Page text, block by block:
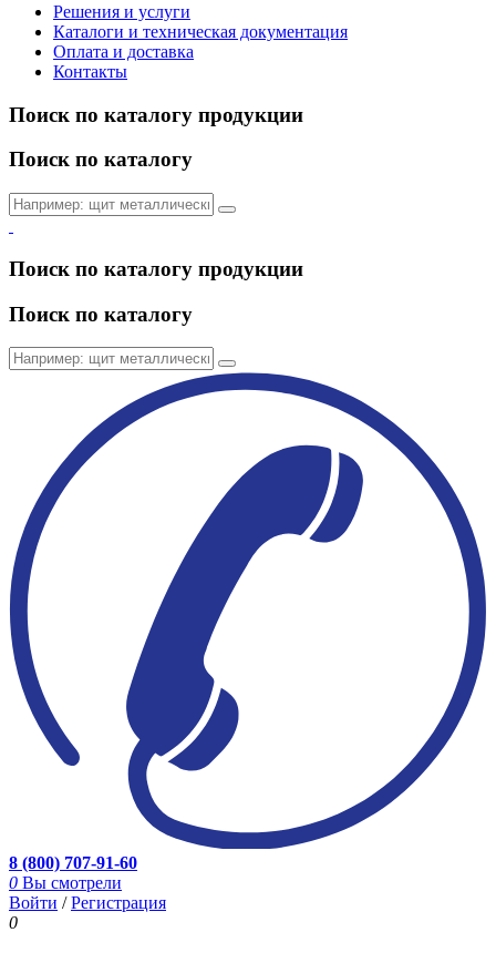
Решения и услуги
Каталоги и техническая документация
Оплата и доставка
Контакты
Поиск по каталогу продукции
Поиск по каталогу
Поиск по каталогу продукции
Поиск по каталогу
8 (800) 707-91-60
0 Вы смотрели
Войти /Регистрация
0